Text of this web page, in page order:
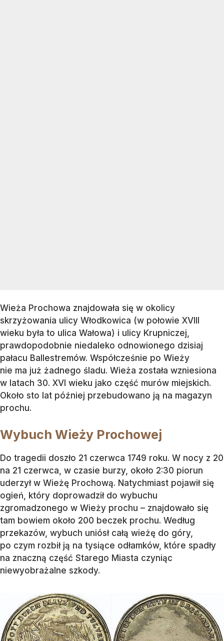
Wieża Prochowa znajdowała się w okolicy
skrzyżowania ulicy Włodkowica (w połowie XVIII
wieku była to ulica Wałowa) i ulicy Krupniczej,
prawdopodobnie niedaleko odnowionego dzisiaj
pałacu Ballestremów. Współcześnie po Wieży
nie ma już żadnego śladu. Wieża została wzniesiona
w latach 30. XVI wieku jako część murów miejskich.
Około sto lat później przebudowano ją na magazyn
prochu.
Wybuch Wieży Prochowej
Do tragedii doszło 21 czerwca 1749 roku. W nocy z 20
na 21 czerwca, w czasie burzy, około 2:30 piorun
uderzył w Wieżę Prochową. Natychmiast pojawił się
ogień, który doprowadził do wybuchu
zgromadzonego w Wieży prochu – znajdowało się
tam bowiem około 200 beczek prochu. Według
przekazów, wybuch uniósł całą wieżę do góry,
po czym rozbił ją na tysiące odłamków, które spadły
na znaczną część Starego Miasta czyniąc
niewyobrażalne szkody.